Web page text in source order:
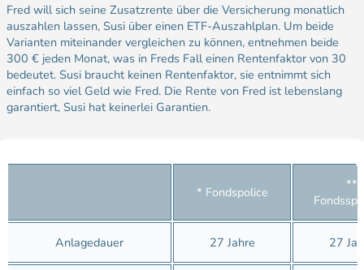
Fred will sich seine Zusatzrente über die Versicherung monatlich
auszahlen lassen, Susi über einen ETF-Auszahlplan. Um beide
Varianten miteinander vergleichen zu können, entnehmen beide
300 € jeden Monat, was in Freds Fall einen Rentenfaktor von 30
bedeutet. Susi braucht keinen Rentenfaktor, sie entnimmt sich
einfach so viel Geld wie Fred. Die Rente von Fred ist lebenslang
garantiert, Susi hat keinerlei Garantien.
* Fondspolice
**
Anlagedauer 27 Jahre 27